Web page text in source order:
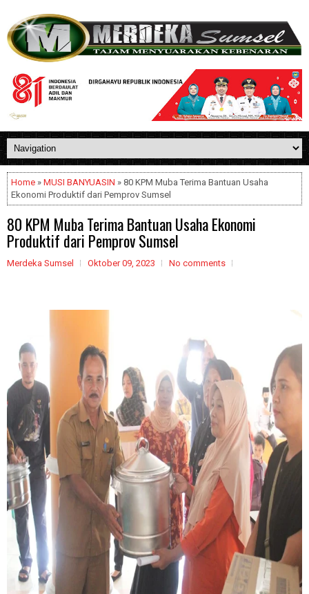
Home » MUSI BANYUASIN » 80 KPM Muba Terima Bantuan Usaha
Ekonomi Produktif dari Pemprov Sumsel
80 KPM Muba Terima Bantuan Usaha Ekonomi
Produktif dari Pemprov Sumsel
Merdeka Sumsel Oktober 09, 2023 No comments